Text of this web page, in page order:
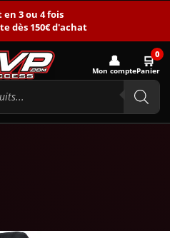
3 ou 4 fois
dès 150€ d'achat
👤
Mon compte
🛒0
Panier